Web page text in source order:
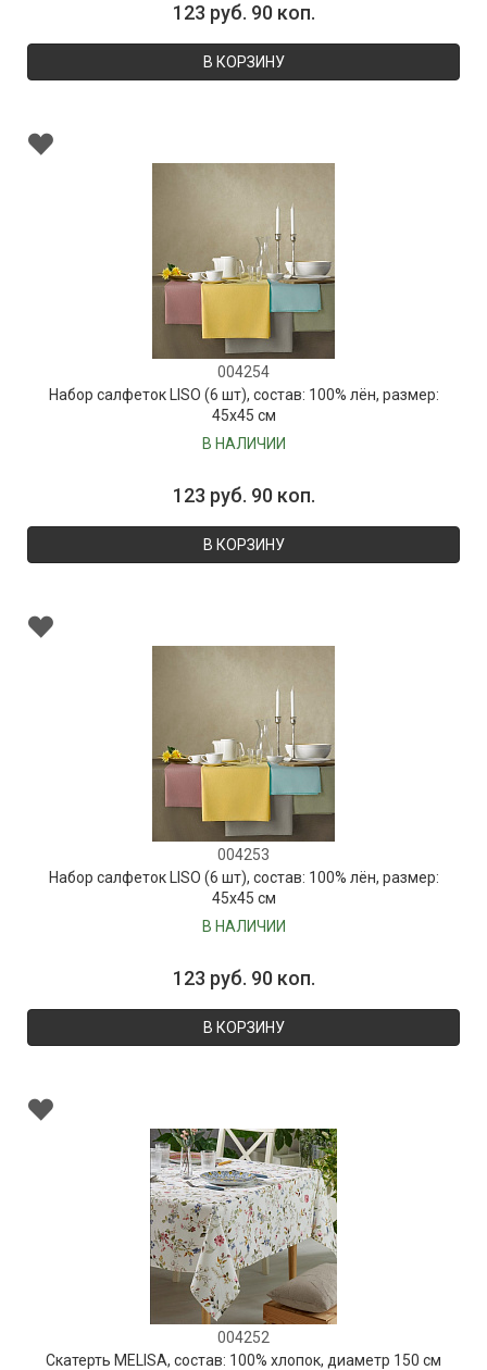
123 руб. 90 коп.
В КОРЗИНУ
004254
Набор салфеток LISO (6 шт), состав: 100% лён, размер:
45х45 см
В НАЛИЧИИ
123 руб. 90 коп.
В КОРЗИНУ
004253
Набор салфеток LISO (6 шт), состав: 100% лён, размер:
45х45 см
В НАЛИЧИИ
123 руб. 90 коп.
В КОРЗИНУ
004252
Скатерть MELISA, состав: 100% хлопок, диаметр 150 см